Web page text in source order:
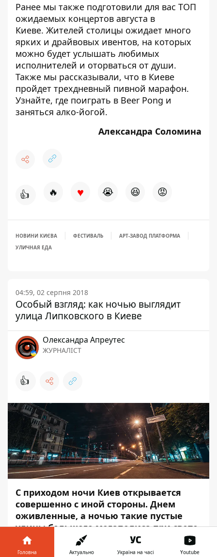
Ранее мы также подготовили для вас ТОП
ожидаемых концертов августа в
Киеве. Жителей столицы ожидает много
ярких и драйвовых ивентов, на которых
можно будет услышать любимых
исполнителей и оторваться от души.
Также мы рассказывали, что в Киеве
пройдет трехдневный пивной марафон.
Узнайте, где поиграть в Beer Pong и
заняться алко-йогой.
Александра Соломина
👍 🔥 ♥ 😭 😆 😡
НОВИНИ КИЄВА ФЕСТИВАЛЬ
АРТ-ЗАВОД ПЛАТФОРМА
УЛИЧНАЯ ЕДА
04:59, 02 серпня 2018
Особый взгляд: как ночью выглядит
улица Липковского в Киеве
Олександра Апреутес
ЖУРНАЛІСТ
👍
С приходом ночи Киев открывается
совершенно с иной стороны. Днем
оживленные, а ночью такие пустые
улицы большого мегаполиса при свете
фонарей начинают играть новыми
красками.
Головна Актуально Україна на часі Youtube